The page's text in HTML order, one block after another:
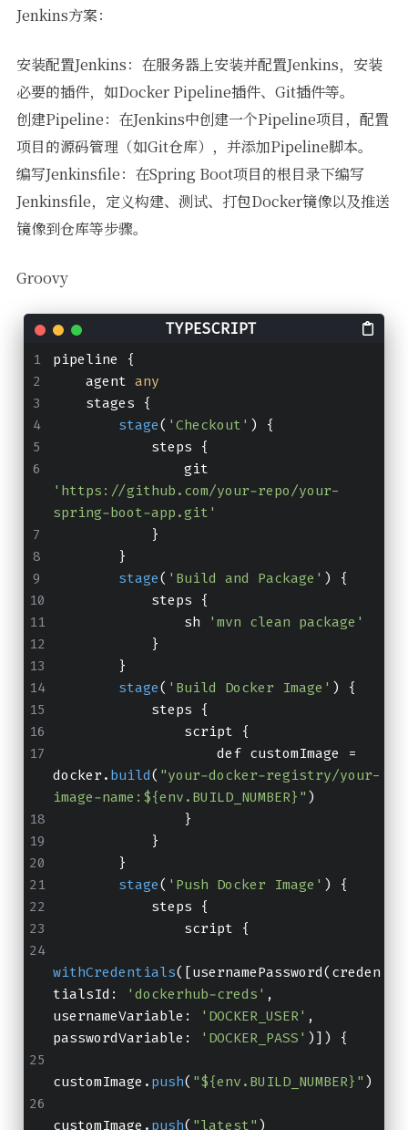
Jenkins方案：
安装配置Jenkins：在服务器上安装并配置Jenkins，安装
必要的插件，如Docker Pipeline插件、Git插件等。
创建Pipeline：在Jenkins中创建一个Pipeline项目，配置
项目的源码管理（如Git仓库），并添加Pipeline脚本。
编写Jenkinsfile：在Spring Boot项目的根目录下编写
Jenkinsfile，定义构建、测试、打包Docker镜像以及推送
镜像到仓库等步骤。
Groovy
pipeline {
    agent
any
    stages {
stage( 'Checkout' ) {
            steps {
'https://github.com/your-repo/your-
spring-boot-app.git'
            }
        }
stage( 'Build and Package' ) {
            steps {
                sh
'mvn clean package'
            }
        }
stage( 'Build Docker Image' ) {
            steps {
                script {
docker. build( "your-docker-registry/your-
image-name:${env.BUILD_NUMBER}" )
                }
            }
        }
stage( 'Push Docker Image' ) {
            steps {
                script {
withCredentials( [usernamePassword(creden
tialsId:
'dockerhub-creds' ,
usernameVariable:
'DOCKER_USER' ,
passwordVariable:
'DOCKER_PASS' )] ) {
customImage. push( "${env.BUILD_NUMBER}" )
customImage. push( "latest" )